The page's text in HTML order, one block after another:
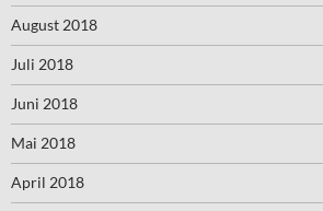
August 2018
Juli 2018
Juni 2018
Mai 2018
April 2018